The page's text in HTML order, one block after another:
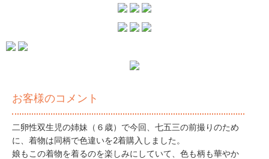
お客様のコメント
二卵性双生児の姉妹（６歳）で今回、七五三の前撮りのため
に、着物は同柄で色違いを2着購入しました。
娘もこの着物を着るのを楽しみにしていて、色も柄も華やか